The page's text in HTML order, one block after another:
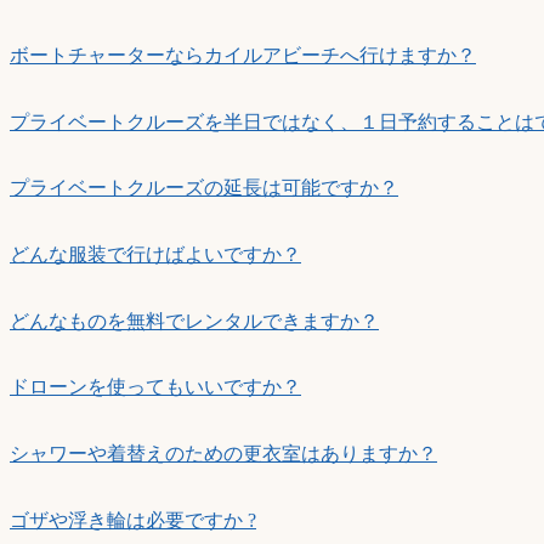
ボートチャーターならカイルアビーチへ行けますか？
プライベートクルーズを半日ではなく、１日予約することは
プライベートクルーズの延長は可能ですか？
どんな服装で行けばよいですか？
どんなものを無料でレンタルできますか？
ドローンを使ってもいいですか？
シャワーや着替えのための更衣室はありますか？
ゴザや浮き輪は必要ですか ?